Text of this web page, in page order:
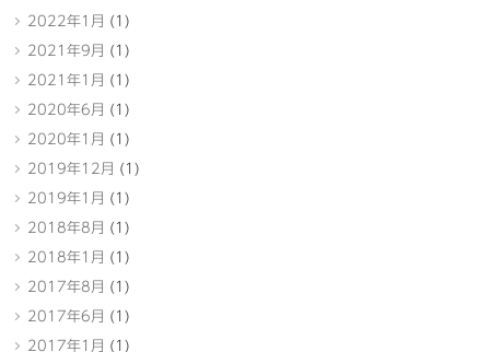
2022年1月 (1)
2021年9月 (1)
2021年1月 (1)
2020年6月 (1)
2020年1月 (1)
2019年12月 (1)
2019年1月 (1)
2018年8月 (1)
2018年1月 (1)
2017年8月 (1)
2017年6月 (1)
2017年1月 (1)